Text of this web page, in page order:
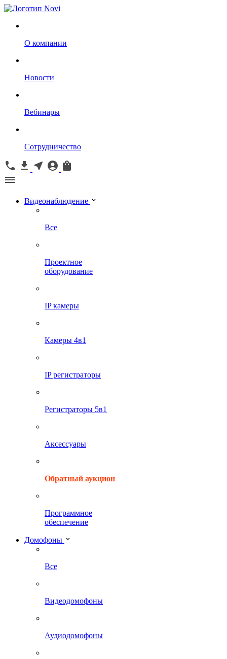
О компании
Новости
Вебинары
Сотрудничество
Видеонаблюдение
Все
Проектное
оборудование
IP камеры
Камеры 4в1
IP регистраторы
Регистраторы 5в1
Аксессуары
Обратный аукцион
Программное
обеспечение
Домофоны
Все
Видеодомофоны
Аудиодомофоны